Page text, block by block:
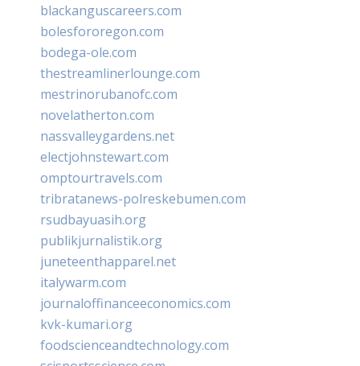
blackanguscareers.com
bolesfororegon.com
bodega-ole.com
thestreamlinerlounge.com
mestrinorubanofc.com
novelatherton.com
nassvalleygardens.net
electjohnstewart.com
omptourtravels.com
tribratanews-polreskebumen.com
rsudbayuasih.org
publikjurnalistik.org
juneteenthapparel.net
italywarm.com
journaloffinanceeconomics.com
kvk-kumari.org
foodscienceandtechnology.com